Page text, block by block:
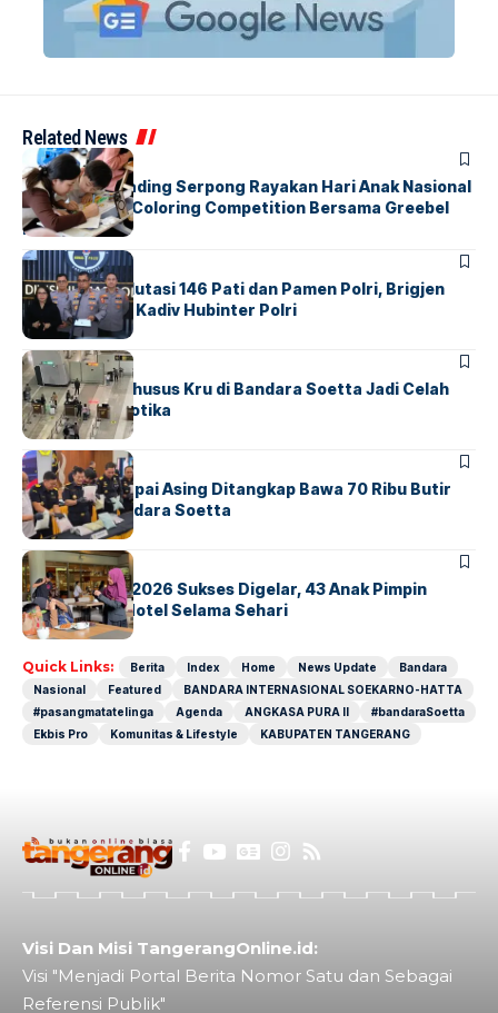
Related News
BERITAINDEX
Atria Hotel Gading Serpong Rayakan Hari Anak Nasional
Lewat Family Coloring Competition Bersama Greebel
Indonesia
BERITA
Mabes Polri Mutasi 146 Pati dan Pamen Polri, Brigjen
Untung Jabat Kadiv Hubinter Polri
BANDARABERITA
Ketika Jalur Khusus Kru di Bandara Soetta Jadi Celah
Sindikat Narkotika
BANDARA BERITA
Kopilot Maskapai Asing Ditangkap Bawa 70 Ribu Butir
Ekstasi di Bandara Soetta
BERITAINDEX
GM For A Day 2026 Sukses Digelar, 43 Anak Pimpin
Operasional Hotel Selama Sehari
Quick Links: Berita Index Home News Update
Bandara
Nasional
Featured
BANDARA INTERNASIONAL SOEKARNO-HATTA
#pasangmatatelinga
Agenda ANGKASA PURA II
#bandaraSoetta
Ekbis Pro
Komunitas & Lifestyle KABUPATEN TANGERANG
Visi Dan Misi TangerangOnline.id:
Visi "Menjadi Portal Berita Nomor Satu dan Sebagai
Referensi Publik"